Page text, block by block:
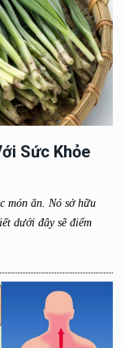
Sức Khỏe
món ăn. Nó sở hữu
dưới đây sẽ điểm